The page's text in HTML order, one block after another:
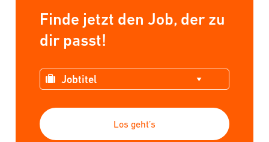
Finde jetzt den Job, der zu
dir passt!
Los geht’s